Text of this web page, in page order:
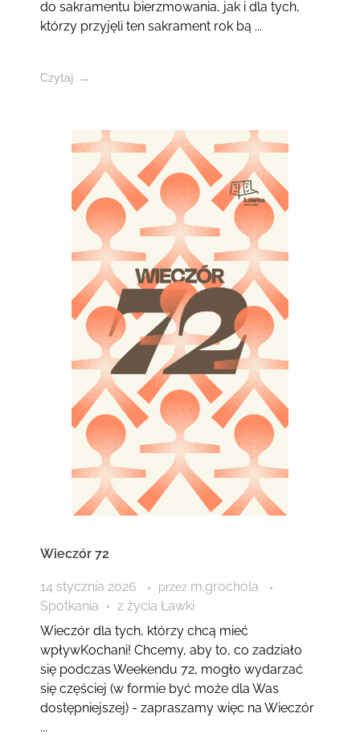
do sakramentu bierzmowania, jak i dla tych,
którzy przyjęli ten sakrament rok bą ...
Czytaj
Wieczór 72
14 stycznia 2026 przez m.grochola
Spotkania
z życia Ławki
Wieczór dla tych, którzy chcą mieć
wpływKochani! Chcemy, aby to, co zadziało
się podczas Weekendu 72, mogło wydarzać
się częściej (w formie być może dla Was
dostępniejszej) - zapraszamy więc na Wieczór
...